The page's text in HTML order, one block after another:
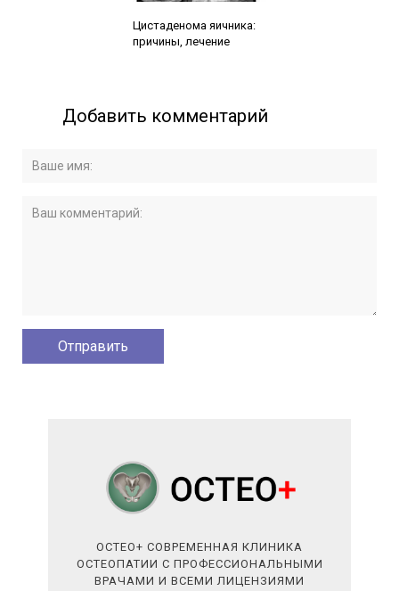
Цистаденома яичника:
причины, лечение
Добавить комментарий
ОСТЕО+ СОВРЕМЕННАЯ КЛИНИКА
ОСТЕОПАТИИ С ПРОФЕССИОНАЛЬНЫМИ
ВРАЧАМИ И ВСЕМИ ЛИЦЕНЗИЯМИ